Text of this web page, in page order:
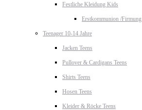
Festliche Kleidung Kids
Erstkommunion /Firmung
Teenager 10-14 Jahre
Jacken Teens
Pullover & Cardigans Teens
Shirts Teens
Hosen Teens
Kleider & Röcke Teens